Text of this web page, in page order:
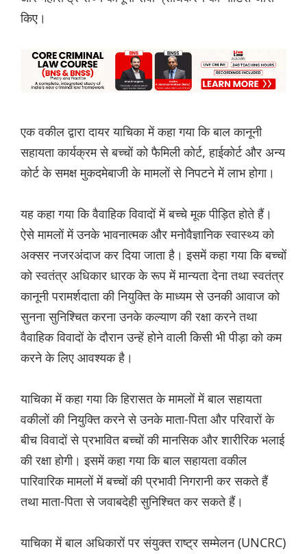
किए।
एक वकील द्वारा दायर याचिका में कहा गया कि बाल कानूनी
सहायता कार्यक्रम से बच्चों को फैमिली कोर्ट, हाईकोर्ट और अन्य
कोर्ट के समक्ष मुकदमेबाजी के मामलों से निपटने में लाभ होगा।
यह कहा गया कि वैवाहिक विवादों में बच्चे मूक पीड़ित होते हैं।
ऐसे मामलों में उनके भावनात्मक और मनोवैज्ञानिक स्वास्थ्य को
अक्सर नजरअंदाज कर दिया जाता है। इसमें कहा गया कि बच्चों
को स्वतंत्र अधिकार धारक के रूप में मान्यता देना तथा स्वतंत्र
कानूनी परामर्शदाता की नियुक्ति के माध्यम से उनकी आवाज को
सुनना सुनिश्चित करना उनके कल्याण की रक्षा करने तथा
वैवाहिक विवादों के दौरान उन्हें होने वाली किसी भी पीड़ा को कम
करने के लिए आवश्यक है।
याचिका में कहा गया कि हिरासत के मामलों में बाल सहायता
वकीलों की नियुक्ति करने से उनके माता-पिता और परिवारों के
बीच विवादों से प्रभावित बच्चों की मानसिक और शारीरिक भलाई
की रक्षा होगी। इसमें कहा गया कि बाल सहायता वकील
पारिवारिक मामलों में बच्चों की प्रभावी निगरानी कर सकते हैं
तथा माता-पिता से जवाबदेही सुनिश्चित कर सकते हैं।
याचिका में बाल अधिकारों पर संयुक्त राष्ट्र सम्मेलन (UNCRC)